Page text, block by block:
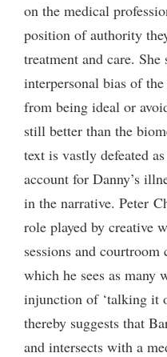
on the medical
position of authority
treatment and care. She
interpersonal bias of
from being ideal or
still better than the
text is vastly defeated
account for Danny’s
in the narrative. Peter
role played by creative
sessions and
which he sees as many
injunction of ‘talking it
thereby suggests that
and intersects with a